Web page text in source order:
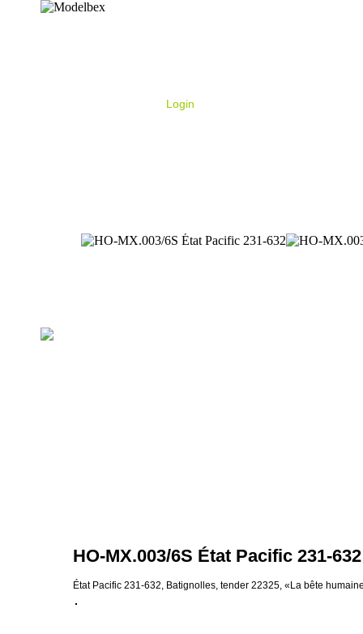
Login
HO-MX.003/6S État Pacific 231-632
État Pacific 231-632, Batignolles, tender 22325, «La bête